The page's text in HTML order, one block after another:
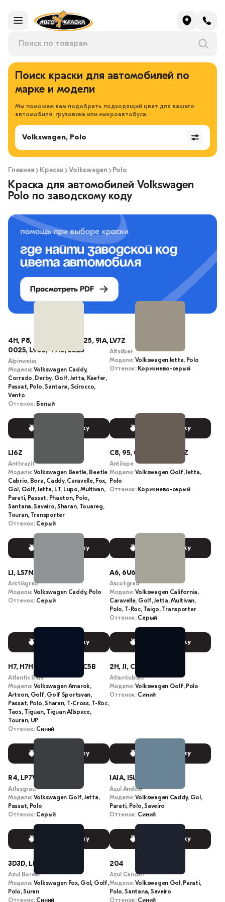
Поиск краски для автомобилей по
марке и модели
Мы поможем вам подобрать подходящий цвет для вашего
автомобиля, грузовика или микроавтобуса.
Volkswagen, Polo
Главная Краски Volkswagen Polo
Краска для автомобилей Volkswagen
Polo по заводскому коду
4H, P8, P1, 25, 04913, 025, 91A,
0025, L90E, 4913, L025
Alpinweiss
Модели: Volkswagen Caddy,
Corrado, Derby, Golf, Jetta, Kaefer,
Passat, Polo, Santana, Scirocco,
Vento
Оттенок: Белый
Выбрать краску
LV7Z
Altsilber
Модели: Volkswagen Jetta, Polo
Оттенок: Коричнево-серый
Выбрать краску
L16Z
Anthrazit
Модели: Volkswagen Beetle, Beetle
Cabrio, Bora, Caddy, Caravelle, Fox,
Gol, Golf, Jetta, LT, Lupo, Multivan,
Parati, Passat, Phaeton, Polo,
Santana, Saveiro, Sharan, Touareg,
Touran, Transporter
Оттенок: Серый
Выбрать краску
C8, 95, 095, 0095, LA8Z
Antilope
Модели: Volkswagen Golf, Jetta,
Polo
Оттенок: Коричнево-серый
Выбрать краску
L1, LS7N, 9098
Arktikgrau
Модели: Volkswagen Caddy, Polo
Оттенок: Серый
Выбрать краску
A6, 6U6U, 9719, LA7A
Ascotgrau
Модели: Volkswagen California,
Caravelle, Golf, Jetta, Multivan,
Polo, T-Roc, Taigo, Transporter
Оттенок: Серый
Выбрать краску
H7, H7H7, C5B, LC5B, L-C5B
Atlantic Blue
Модели: Volkswagen Amarok,
Arteon, Golf, Golf Sportsvan,
Passat, Polo, Sharan, T-Cross, T-Roc,
Taos, Tiguan, Tiguan Allspace,
Touran, UP
Оттенок: Синий
Выбрать краску
2H, J1, C5H, LC5H, J1J1
Atlanticblau
Модели: Volkswagen Golf, Polo
Оттенок: Синий
Выбрать краску
R4, LP7V
Atlasgrau
Модели: Volkswagen Golf, Jetta,
Passat, Polo
Оттенок: Серый
Выбрать краску
1A1A, I5U
Azul Andino
Модели: Volkswagen Caddy, Gol,
Parati, Polo, Saveiro
Оттенок: Синий
Выбрать краску
3D3D, LJ5P, J5P
Azul Boreal
Модели: Volkswagen Fox, Gol, Golf,
Polo, Suran
Оттенок: Синий
204
Azul Cancun
Модели: Volkswagen Gol, Parati,
Polo, Santana, Saveiro
Оттенок: Синий